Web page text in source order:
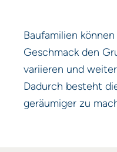
Baufamilien
Geschmack den
variieren und
Dadurch besteht
geräumiger zu